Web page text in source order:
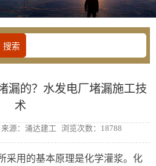
漏的？水发电厂堵漏施工技
术
来源：涌达建工 浏览次数：18788
采用的基本原理是化学灌浆。化